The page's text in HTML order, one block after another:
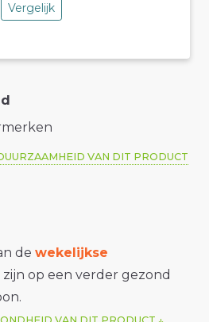
Vergelijk
VAN DIT PRODUCT
de wekelijkse
zijn op een verder gezond